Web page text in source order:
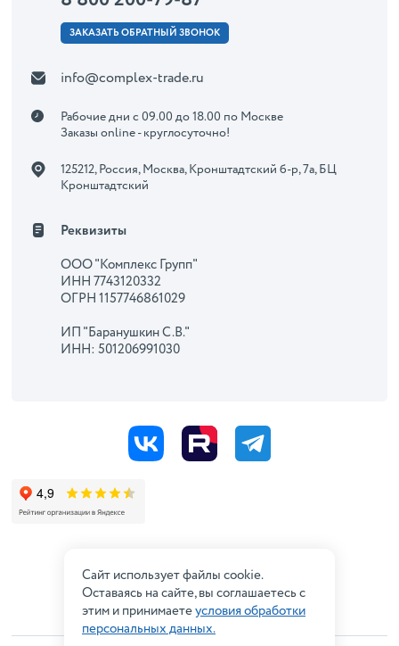
ЗАКАЗАТЬ ОБРАТНЫЙ ЗВОНОК
info@complex-trade.ru
Рабочие дни с 09.00 до 18.00 по Москве
Заказы online - круглосуточно!
125212, Россия, Москва, Кронштадтский б-р, 7а, БЦ
Кронштадтский
Реквизиты
ООО "Комплекс Групп"
ИНН 7743120332
ОГРН 1157746861029
ИП "Баранушкин С.В."
ИНН: 501206991030
Сайт использует файлы cookie.
Оставаясь на сайте, вы соглашаетесь с
этим и принимаетеусловия обработки
персональных данных.